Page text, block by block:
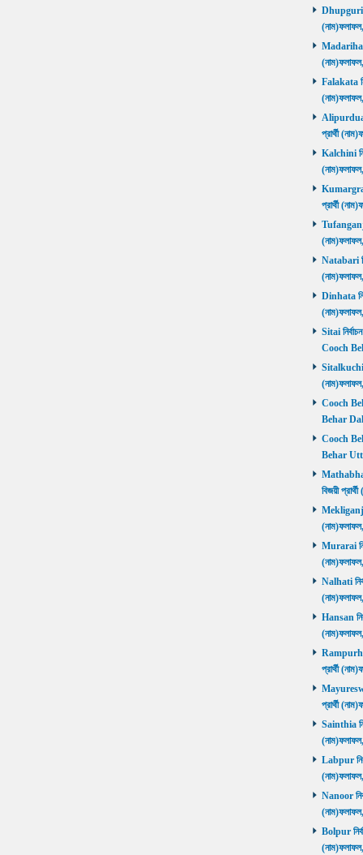
Dhupguri
Madarihat
Falakata
প্রার্থী
Kalchini
প্রার্থী
Tufanganj
Natabari
Dinhata
Sitai
Cooch
Sitalkuchi
Cooch
Behar
Cooch
Behar
বিজয়ী
Mekliganj
Murarai
Nalhati
Hansan
Rampurhat
প্রার্থী
প্রার্থী
Sainthia
Labpur
Nanoor
Bolpur